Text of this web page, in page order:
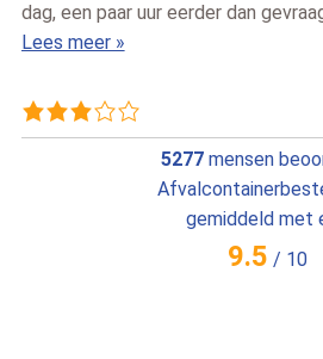
Lees meer »
5277mensen
gemiddeld met
9.5 / 10